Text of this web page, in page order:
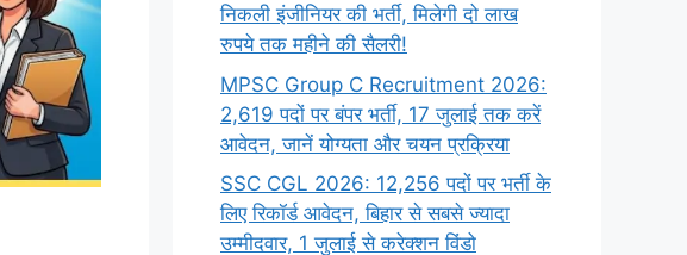
निकली इंजीनियर की भर्ती, मिलेगी दो लाख
रुपये तक महीने की सैलरी!
MPSC Group C Recruitment 2026:
2,619 पदों पर बंपर भर्ती, 17 जुलाई तक करें
आवेदन, जानें योग्यता और चयन प्रक्रिया
SSC CGL 2026: 12,256 पदों पर भर्ती के
लिए रिकॉर्ड आवेदन, बिहार से सबसे ज्यादा
उम्मीदवार, 1 जुलाई से करेक्शन विंडो